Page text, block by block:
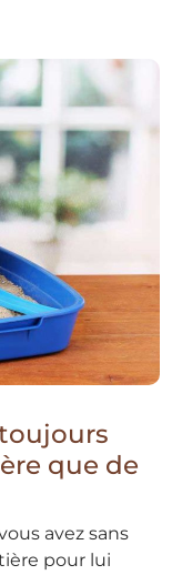
que de
avez sans
pour lui